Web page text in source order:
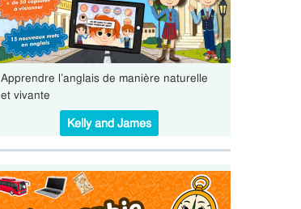
Apprendre l’anglais de manière naturelle
et vivante
Kelly and James